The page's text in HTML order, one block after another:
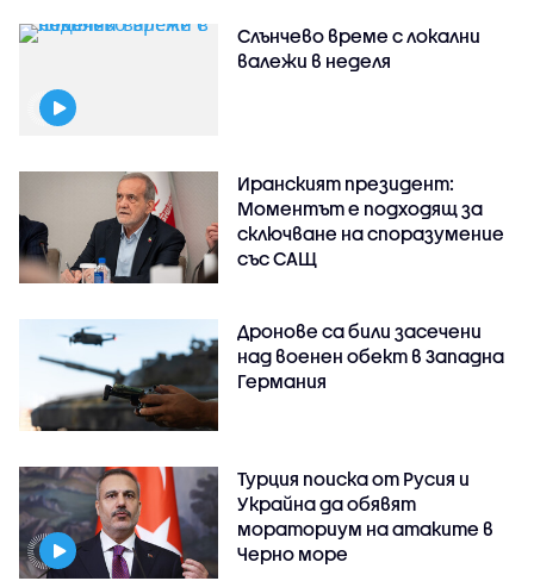
Слънчево време с локални
валежи в неделя
Иранският президент:
Моментът е подходящ за
сключване на споразумение
със САЩ
Дронове са били засечени
над военен обект в Западна
Германия
Турция поиска от Русия и
Украйна да обявят
мораториум на атаките в
Черно море